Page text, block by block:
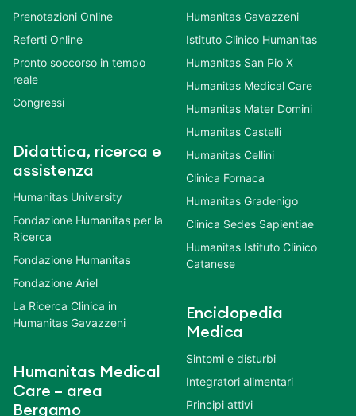
Prenotazioni Online
Referti Online
Pronto soccorso in tempo
reale
Congressi
Didattica, ricerca e
assistenza
Humanitas University
Fondazione Humanitas per la
Ricerca
Fondazione Humanitas
Fondazione Ariel
La Ricerca Clinica in
Humanitas Gavazzeni
Humanitas Medical
Care – area
Bergamo
Humanitas Gavazzeni
Istituto Clinico Humanitas
Humanitas San Pio X
Humanitas Medical Care
Humanitas Mater Domini
Humanitas Castelli
Humanitas Cellini
Clinica Fornaca
Humanitas Gradenigo
Clinica Sedes Sapientiae
Humanitas Istituto Clinico
Catanese
Enciclopedia
Medica
Sintomi e disturbi
Integratori alimentari
Principi attivi